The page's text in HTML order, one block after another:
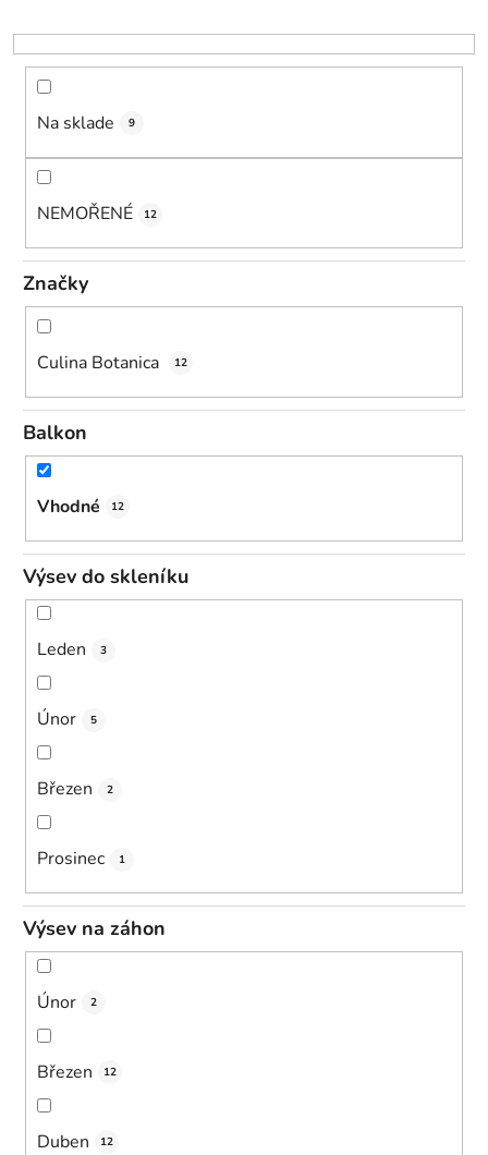
u
k
Na sklade 9
NEMOŘENÉ 12
Značky
Culina Botanica 12
Balkon
Vhodné 12
Výsev do skleníku
Leden 3
Únor 5
Březen 2
Prosinec 1
Výsev na záhon
Únor 2
Březen 12
Duben 12